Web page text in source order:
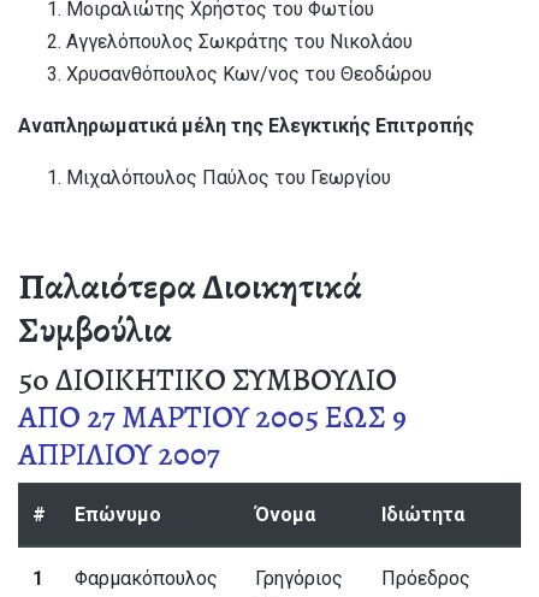
Μοιραλιώτης Χρήστος του Φωτίου
Αγγελόπουλος Σωκράτης του Νικολάου
Χρυσανθόπουλος Κων/νος του Θεοδώρου
Αναπληρωματικά μέλη της Ελεγκτικής Επιτροπής
Μιχαλόπουλος Παύλος του Γεωργίου
Παλαιότερα Διοικητικά
Συμβούλια
5o ΔΙΟΙΚΗΤΙΚΟ ΣΥΜΒΟΥΛΙΟ
ΑΠΟ 27 ΜΑΡΤΙΟΥ 2005 ΕΩΣ 9
ΑΠΡΙΛΙΟΥ 2007
# Επώνυμο Όνομα Ιδιώτητα
1 Φαρμακόπουλος
Γρηγόριος
Πρόεδρος